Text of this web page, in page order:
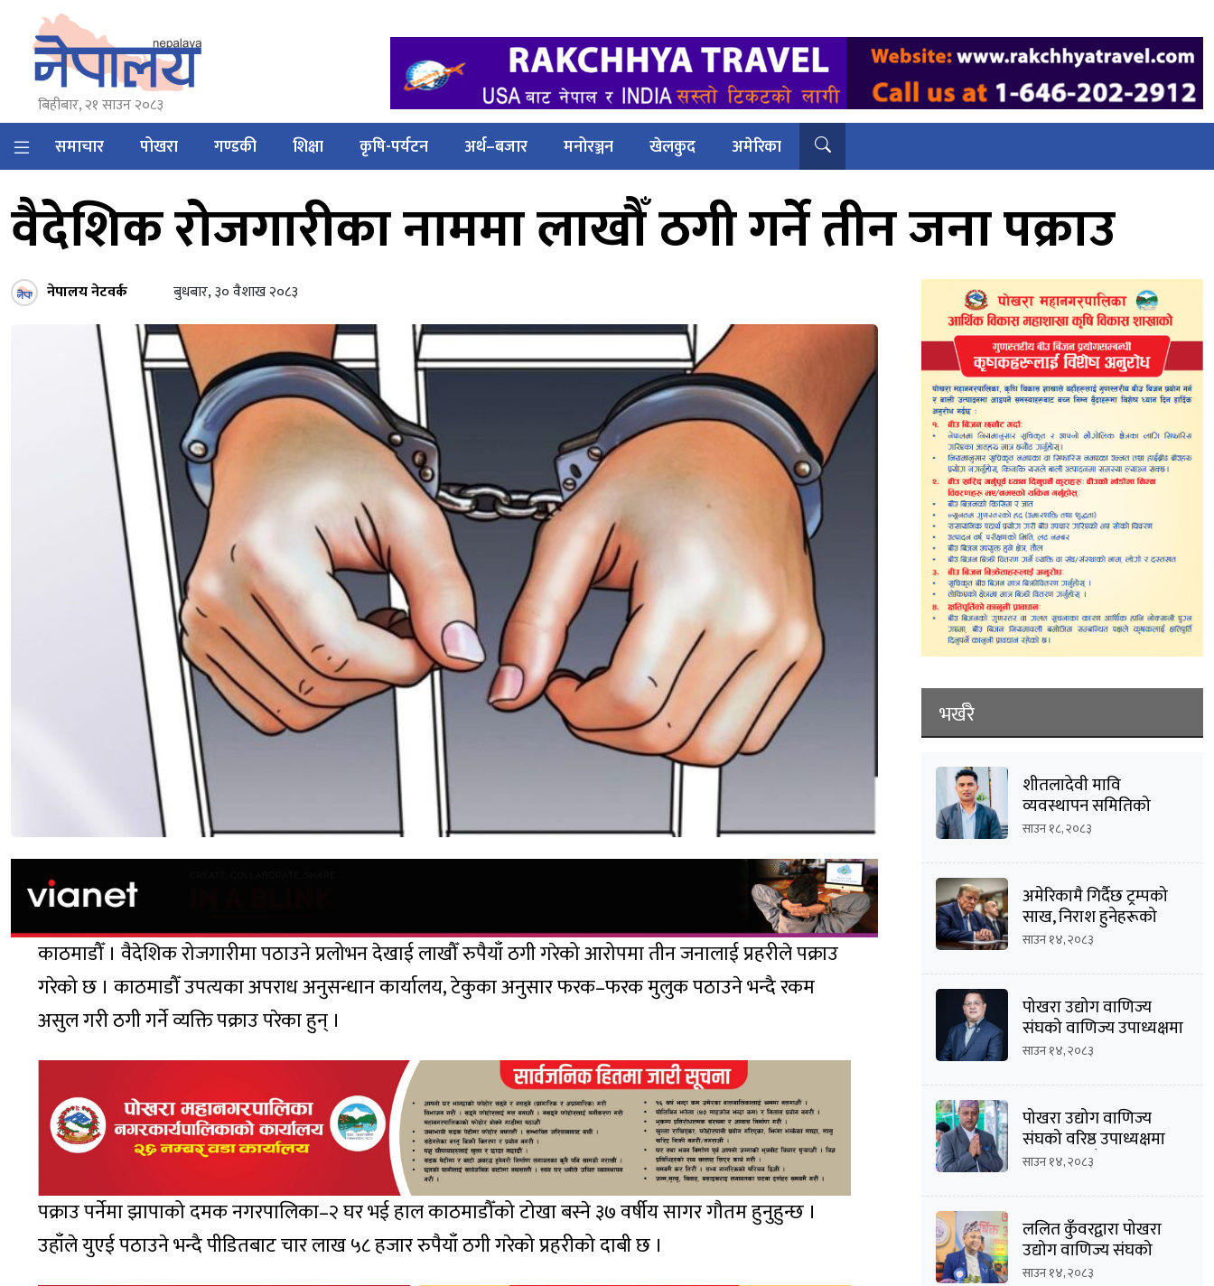
बिहीबार, २१ साउन २०८३
समाचार पोखरा गण्डकी शिक्षा कृषि-पर्यटन अर्थ–बजार मनोरञ्जन खेलकुद अमेरिका
वैदेशिक रोजगारीका नाममा लाखौँ ठगी गर्ने तीन जना पक्राउ
नेपालय नेटवर्क बुधबार, ३० वैशाख २०८३
काठमाडौँ । वैदेशिक रोजगारीमा पठाउने प्रलोभन देखाई लाखौँ रुपैयाँ ठगी गरेको आरोपमा तीन जनालाई प्रहरीले पक्राउ
गरेको छ । काठमाडौँ उपत्यका अपराध अनुसन्धान कार्यालय, टेकुका अनुसार फरक–फरक मुलुक पठाउने भन्दै रकम
असुल गरी ठगी गर्ने व्यक्ति पक्राउ परेका हुन् ।
पक्राउ पर्नेमा झापाको दमक नगरपालिका–२ घर भई हाल काठमाडौँको टोखा बस्ने ३७ वर्षीय सागर गौतम हुनुहुन्छ ।
उहाँले युएई पठाउने भन्दै पीडितबाट चार लाख ५८ हजार रुपैयाँ ठगी गरेको प्रहरीको दाबी छ ।
भर्खरै
शीतलादेवी मावि
व्यवस्थापन समितिको
अध्यक्षमा दीपक कार्की
साउन १८, २०८३
अमेरिकामै गिर्दैछ ट्रम्पको
साख, निराश हुनेहरूको
संख्या बढ्दै
साउन १४, २०८३
पोखरा उद्योग वाणिज्य
संघको वाणिज्य उपाध्यक्षमा
मनोज कुमार श्रेष्ठको
साउन १४, २०८३
पोखरा उद्योग वाणिज्य
संघको वरिष्ठ उपाध्यक्षमा
दिनेशचन्द्र बाँस्तोलाको
साउन १४, २०८३
ललित कुँवरद्वारा पोखरा
उद्योग वाणिज्य संघको
उद्योग उपाध्यक्ष पदमा
साउन १४, २०८३